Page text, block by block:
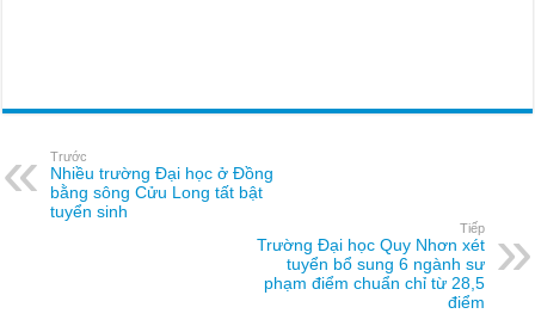
Trước
Nhiều trường Đại học ở Đồng
bằng sông Cửu Long tất bật
tuyển sinh
Tiếp
Trường Đại học Quy Nhơn xét
tuyển bổ sung 6 ngành sư
phạm điểm chuẩn chỉ từ 28,5
điểm